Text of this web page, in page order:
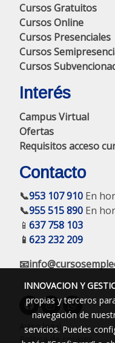
Cursos Gratuitos
Cursos Online
Cursos Presenciales
Cursos
Cursos
Interés
Campus Virtual
Ofertas
Requisitos acceso
Contacto
📞953 107 910 En
📞955 515 890 En
📱 637 758 103
📱 623 232 209
Aviso legal
Política de cookies
INNOVACION Y
propias y terceros
navegación de
servicios. Puedes